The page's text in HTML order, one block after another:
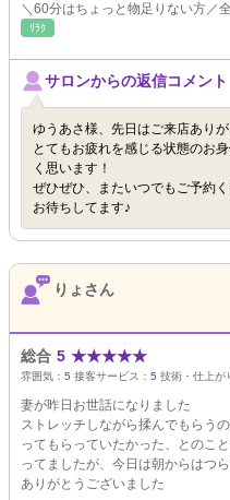
＼60分はちょっと物足りない方／
ﾘﾗｸ
サロンからの返信コメント
ゆうあさ様、先日はご来店あり
とてもお疲れを感じる状態のお
く思います！
ぜひぜひ、またいつでもご予約く
お待ちしてます♪
りょさん
総合 5 ★★★★★
雰囲気： 5 接客サービス： 5 技術・仕上が
妻が昨日お世話になりました
ストレッチしながら揉んでもらう
ってもらっていたかった、とのこ
ってましたが、今日は朝からはつ
ありがとうございました